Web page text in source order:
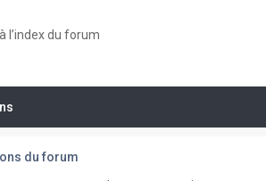
l’index du forum
du forum